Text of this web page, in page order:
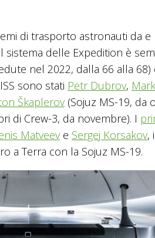
di trasporto astronauti da e
sistema delle Expedition è
nel 2022, dalla 66 alla 68)
sono stati Pëtr Dubrov,
Škaplerov (Sojuz MS-19, da
di Crew-3, da novembre). I
Matveev e Sergej Korsakov,
a Terra con la Sojuz MS-19.